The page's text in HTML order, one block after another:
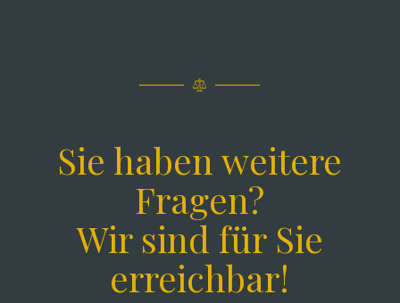
Sie haben weitere
Fragen?
Wir sind für Sie
erreichbar!